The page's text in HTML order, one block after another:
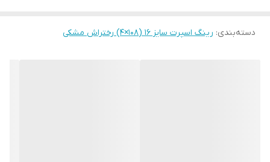
دسته‌بندی: رینگ اسپرت سایز ۱۶ (۱۰۸×۴) رختراش مشکی